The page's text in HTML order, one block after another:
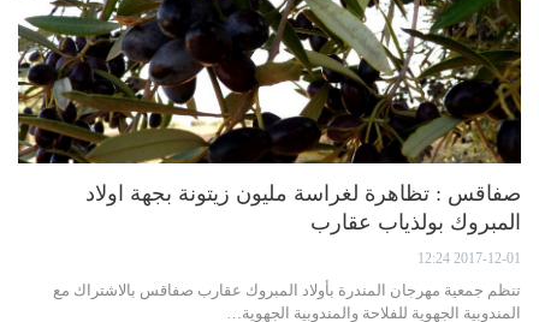
صفاقس : تظاهرة لغراسة مليون زيتونة بجهة اولاد
المبروك بولذياب عقارب
2017-12-01 12:24
تنظم جمعية مهرجان المندرة بأولاد المبروك عقارب صفاقس بالاشتراك مع
المندوبية الجهوية للفلاحة والمندوبية الجهوية…